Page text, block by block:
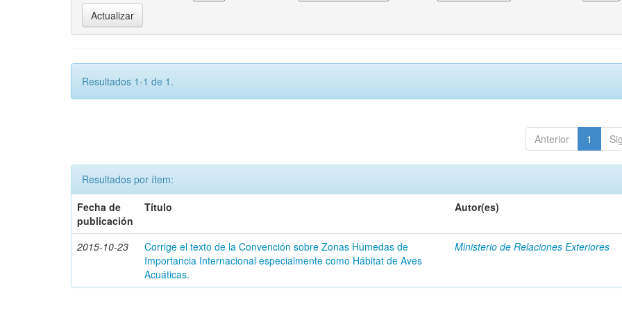
Resultados 1-1 de 1.
Anterior 1
Resultados por ítem:
Fecha de
publicación
Título Autor(es)
2015-10-23
Corrige el texto de la Convención sobre Zonas Húmedas de
Importancia Internacional especialmente como Hábitat de Aves
Acuáticas.
Ministerio de Relaciones Exteriores